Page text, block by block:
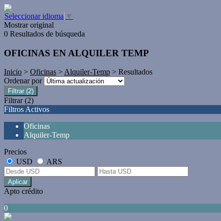
Seleccionar idioma ▼
Mostrar original
0 Resultados de búsqueda
OFICINAS EN ALQUILER TEMP
Inicio > Oficinas > Alquiler-Temp > Resultados
Ordenar por
Filtrar (2)
Filtrar (2)
Filtros Activos
Oficinas
Alquiler-Temp
Precios
USD
ARS
Aplicar
Apto crédito
0